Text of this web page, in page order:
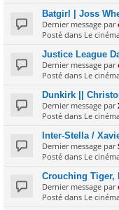
Batgirl | Joss
Dernier message par
Posté dans Le
Justice League
Dernier message par
Posté dans Le
Dunkirk ||
Dernier message par
Posté dans Le
Inter-Stella /
Dernier message par
Posté dans Le
Crouching Tiger,
Dernier message par
Posté dans Le